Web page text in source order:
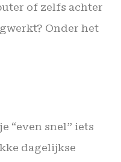
of zelfs achter
Onder het
“even snel” iets
dagelijkse